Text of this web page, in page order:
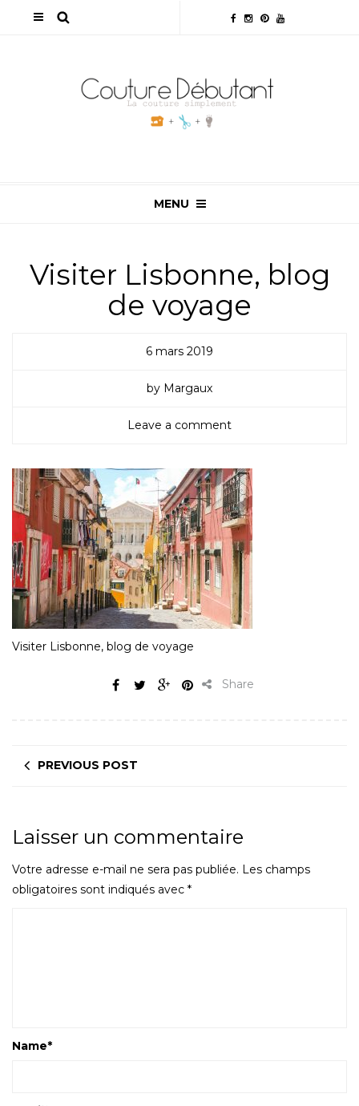
MENU
Visiter Lisbonne, blog
de voyage
6 mars 2019
by Margaux
Leave a comment
Visiter Lisbonne, blog de voyage
Share
PREVIOUS POST
Laisser un commentaire
Votre adresse e-mail ne sera pas publiée. Les champs
obligatoires sont indiqués avec *
Name*